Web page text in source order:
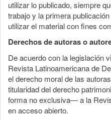
utilizar lo publicado, siempre
trabajo y la primera
utilizar el material con fines
Derechos de autoras o
De acuerdo con la legislación
Revista Latinoamericana de
el derecho moral de las
titularidad del derecho
forma no exclusiva— a la
en acceso abierto.